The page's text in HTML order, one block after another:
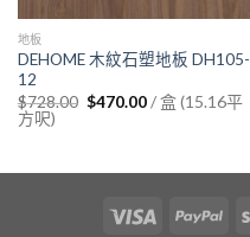
地板
DEHOME 木紋石塑地板 DH105-
12
$728.00 Original
price
$470.00Current
price
/ 盒 (15.16平
方呎)